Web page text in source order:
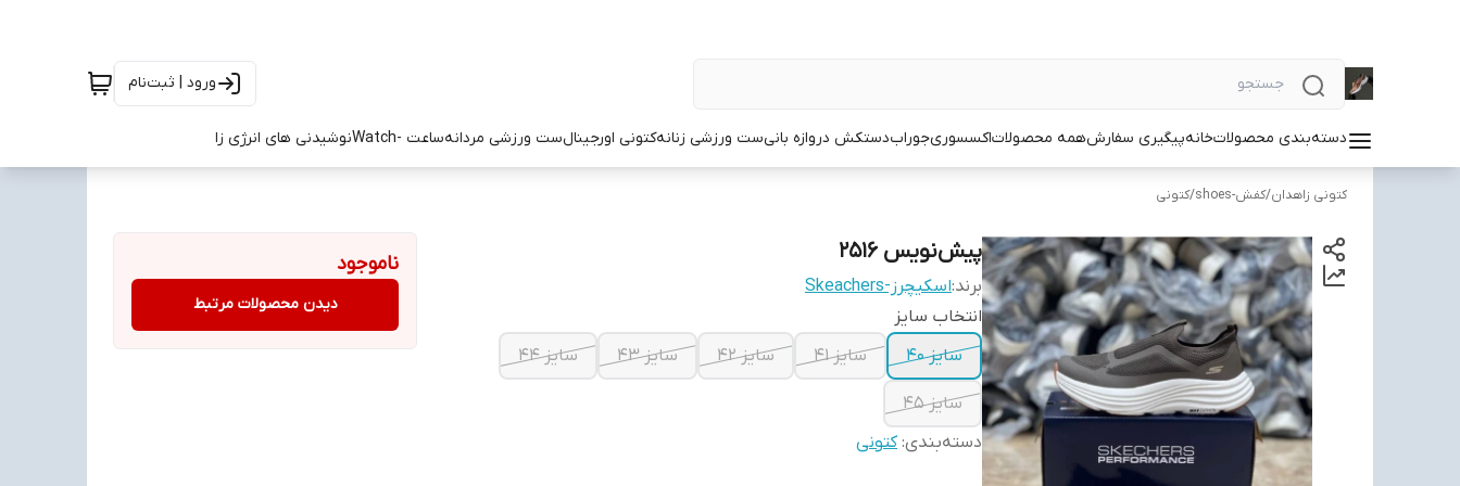
ورود | ثبت‌نام
دسته‌بندی محصولاتخانهپیگیری سفارشهمه محصولاتاکسسوریجورابدستکش دروازه بانیست ورزشی زنانهکتونی اورجینالست ورزشی مردانهساعت -Watch نوشیدنی های انرژی زا
کتونی زاهدان/کفش-shoes /کتونی
پیش‌نویس ۲۵۱۶
برند:اسکیچرز-Skeachers
انتخاب سایز
سایز ۴۰
سایز ۴۱ سایز ۴۲ سایز ۴۳ سایز ۴۴
سایز ۴۵
دسته‌بندی:کتونی
ناموجود
دیدن محصولات مرتبط